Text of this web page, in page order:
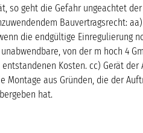
so geht die Gefahr ungeachtet
Bauvertragsrecht:
die endgültige Einregulierung
von der m hoch 4
Kosten. cc) Gerät
Montage aus Gründen, die der
hat.